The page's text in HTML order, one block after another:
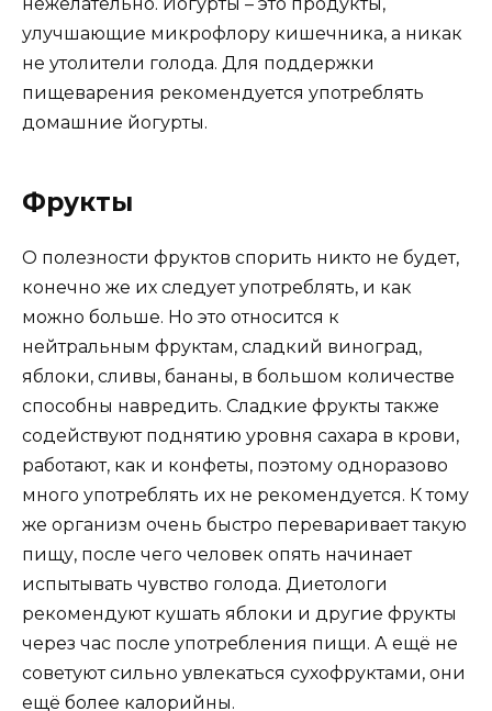
улучшающие микрофлору кишечника, а никак
не утолители голода. Для поддержки
пищеварения рекомендуется употреблять
домашние йогурты.
Фрукты
О полезности фруктов спорить никто не будет,
конечно же их следует употреблять, и как
можно больше. Но это относится к
нейтральным фруктам, сладкий виноград,
яблоки, сливы, бананы, в большом количестве
способны навредить. Сладкие фрукты также
содействуют поднятию уровня сахара в крови,
работают, как и конфеты, поэтому одноразово
много употреблять их не рекомендуется. К тому
же организм очень быстро переваривает такую
пищу, после чего человек опять начинает
испытывать чувство голода. Диетологи
рекомендуют кушать яблоки и другие фрукты
через час после употребления пищи. А ещё не
советуют сильно увлекаться сухофруктами, они
ещё более калорийны.